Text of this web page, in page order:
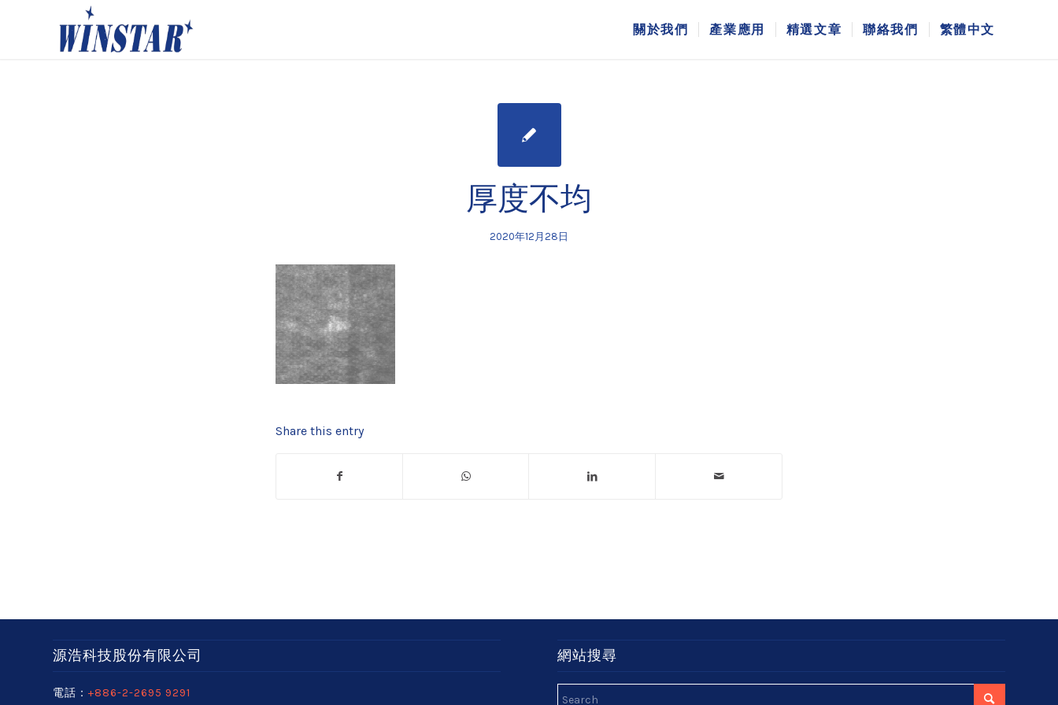
關於我們 產業應用 精選文章 聯絡我們 繁體中文
厚度不均
2020年12月28日
Share this entry
源浩科技股份有限公司
電話： +886-2-2695 9291
網站搜尋